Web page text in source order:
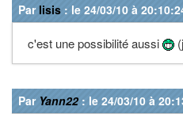
Par lisis : le 24/03/10 à
c'est une possibilité aussi
Par Yann22: le 24/03/10 à